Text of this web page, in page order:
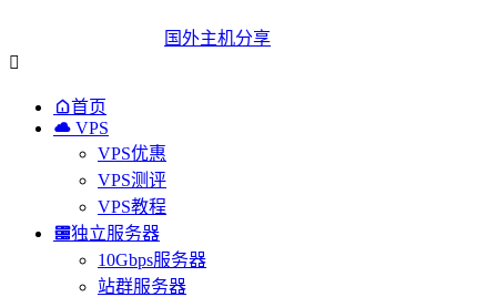
国外主机分享

首页
 VPS
VPS优惠
VPS测评
VPS教程
独立服务器
10Gbps服务器
站群服务器